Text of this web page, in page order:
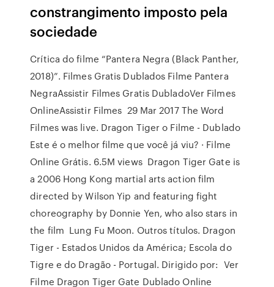
constrangimento imposto pela
sociedade
Crítica do filme “Pantera Negra (Black Panther,
2018)”. Filmes Gratis Dublados Filme Pantera
NegraAssistir Filmes Gratis DubladoVer Filmes
OnlineAssistir Filmes 29 Mar 2017 The Word
Filmes was live. Dragon Tiger o Filme - Dublado
Este é o melhor filme que você já viu? · Filme
Online Grátis. 6.5M views Dragon Tiger Gate is
a 2006 Hong Kong martial arts action film
directed by Wilson Yip and featuring fight
choreography by Donnie Yen, who also stars in
the film Lung Fu Moon. Outros títulos. Dragon
Tiger - Estados Unidos da América; Escola do
Tigre e do Dragão - Portugal. Dirigido por: Ver
Filme Dragon Tiger Gate Dublado Online